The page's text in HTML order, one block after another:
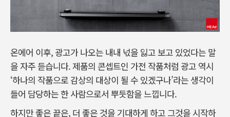
온에어 이후, 광고가 나오는 내내 넋을 잃고 보고 있었다는 말
을 자주 듣습니다. 제품의 콘셉트인 가전 작품처럼 광고 역시
‘하나의 작품으로 감상의 대상이 될 수 있겠구나’라는 생각이
들어 담당하는 한 사람으로서 뿌듯함을 느낍니다.
하지만 좋은 끝은, 더 좋은 것을 기대하게 하고 그것을 시작하